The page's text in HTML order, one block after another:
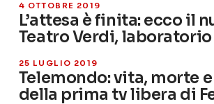
4 OTTOBRE 2019
L’attesa è finita: ecco il
Teatro Verdi,
25 LUGLIO 2019
Telemondo: vita, morte
della prima tv libera di